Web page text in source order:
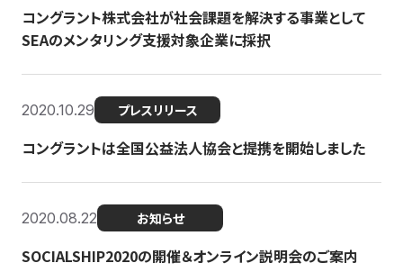
コングラント株式会社が社会課題を解決する事業として
SEAのメンタリング支援対象企業に採択
2020.10.29 プレスリリース
コングラントは全国公益法人協会と提携を開始しました
2020.08.22 お知らせ
SOCIALSHIP2020の開催＆オンライン説明会のご案内